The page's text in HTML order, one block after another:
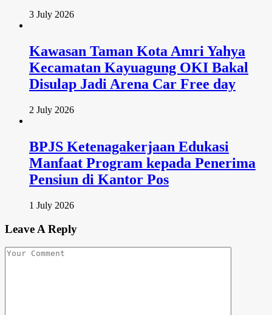
3 July 2026
Kawasan Taman Kota Amri Yahya
Kecamatan Kayuagung OKI Bakal
Disulap Jadi Arena Car Free day
2 July 2026
BPJS Ketenagakerjaan Edukasi
Manfaat Program kepada Penerima
Pensiun di Kantor Pos
1 July 2026
Leave A Reply